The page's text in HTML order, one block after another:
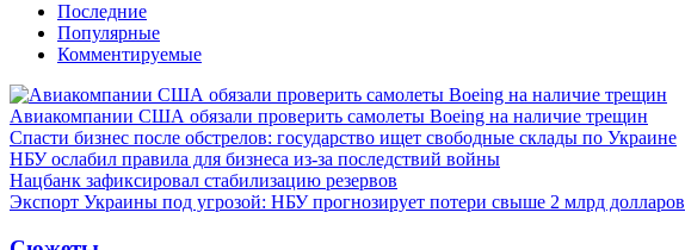
Последние
Популярные
Комментируемые
Авиакомпании США обязали проверить самолеты Boeing на наличие трещин
Спасти бизнес после обстрелов: государство ищет свободные склады по Украине
НБУ ослабил правила для бизнеса из-за последствий войны
Нацбанк зафиксировал стабилизацию резервов
Экспорт Украины под угрозой: НБУ прогнозирует потери свыше 2 млрд долларов